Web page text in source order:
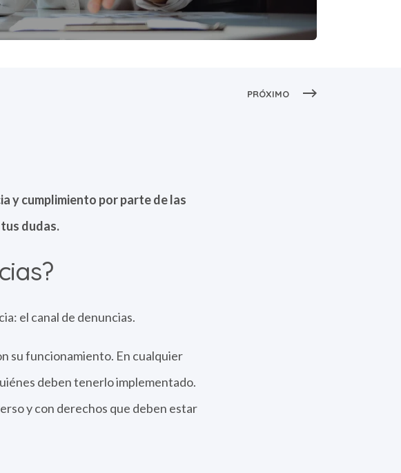
PRÓXIMO
y cumplimiento por parte de las
dudas.
el canal de denuncias.
su funcionamiento. En cualquier
deben tenerlo implementado.
y con derechos que deben estar